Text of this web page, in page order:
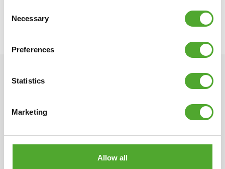
Selection
Necessary
Preferences
Statistics
Marketing
Allow all
○ Productcode: 14TUSCF063
Scandinavisch design
en mooi. De unieke Tunturi-
Meerjarige garantie